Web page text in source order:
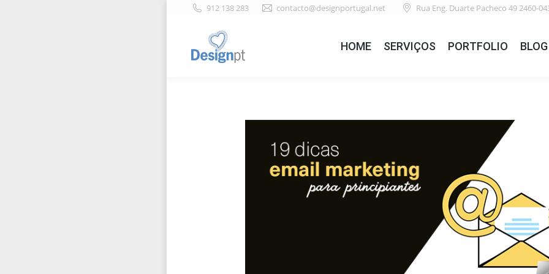
912 138 283 contacto@designportugal.net Rua Eng. Duarte Pacheco 49 2460-
HOME SERVIÇOS PORTFOLIO BLOG